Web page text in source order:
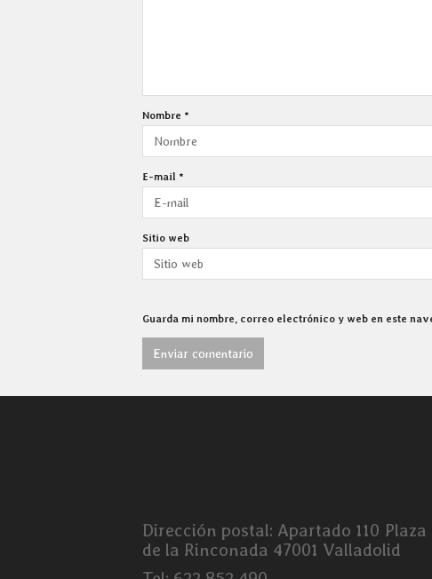
Nombre *
E-mail *
Sitio web
Guarda mi nombre, correo electrónico y web en este
Dirección postal: Apartado 110 Plaza
de la Rinconada 47001 Valladolid